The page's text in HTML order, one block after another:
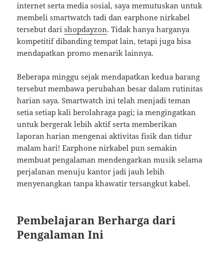
internet serta media sosial, saya memutuskan untuk
membeli smartwatch tadi dan earphone nirkabel
tersebut darishopdayzon. Tidak hanya harganya
kompetitif dibanding tempat lain, tetapi juga bisa
mendapatkan promo menarik lainnya.
Beberapa minggu sejak mendapatkan kedua barang
tersebut membawa perubahan besar dalam rutinitas
harian saya. Smartwatch ini telah menjadi teman
setia setiap kali berolahraga pagi; ia mengingatkan
untuk bergerak lebih aktif serta memberikan
laporan harian mengenai aktivitas fisik dan tidur
malam hari! Earphone nirkabel pun semakin
membuat pengalaman mendengarkan musik selama
perjalanan menuju kantor jadi jauh lebih
menyenangkan tanpa khawatir tersangkut kabel.
Pembelajaran Berharga dari
Pengalaman Ini